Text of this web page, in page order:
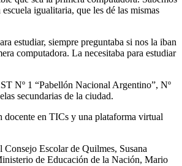
igualitaria, que les dé las mismas
estudiar, siempre preguntaba si nos la iban
computadora. La necesitaba para estudiar
Nº 1 “Pabellón Nacional Argentino”, Nº
secundarias de la ciudad.
docente en TICs y una plataforma virtual
Escolar de Quilmes, Susana
de Educación de la Nación, Mario